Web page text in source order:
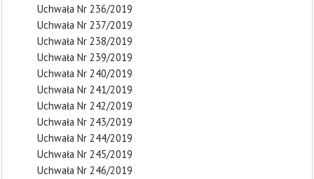
Uchwała Nr 236/2019
Uchwała Nr 237/2019
Uchwała Nr 238/2019
Uchwała Nr 239/2019
Uchwała Nr 240/2019
Uchwała Nr 241/2019
Uchwała Nr 242/2019
Uchwała Nr 243/2019
Uchwała Nr 244/2019
Uchwała Nr 245/2019
Uchwała Nr 246/2019